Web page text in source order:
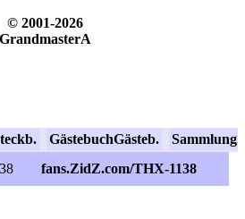
© 2001-2026
GrandmasterA
GästebuchGästeb. Sammlung
fans.ZidZ.com/THX-1138